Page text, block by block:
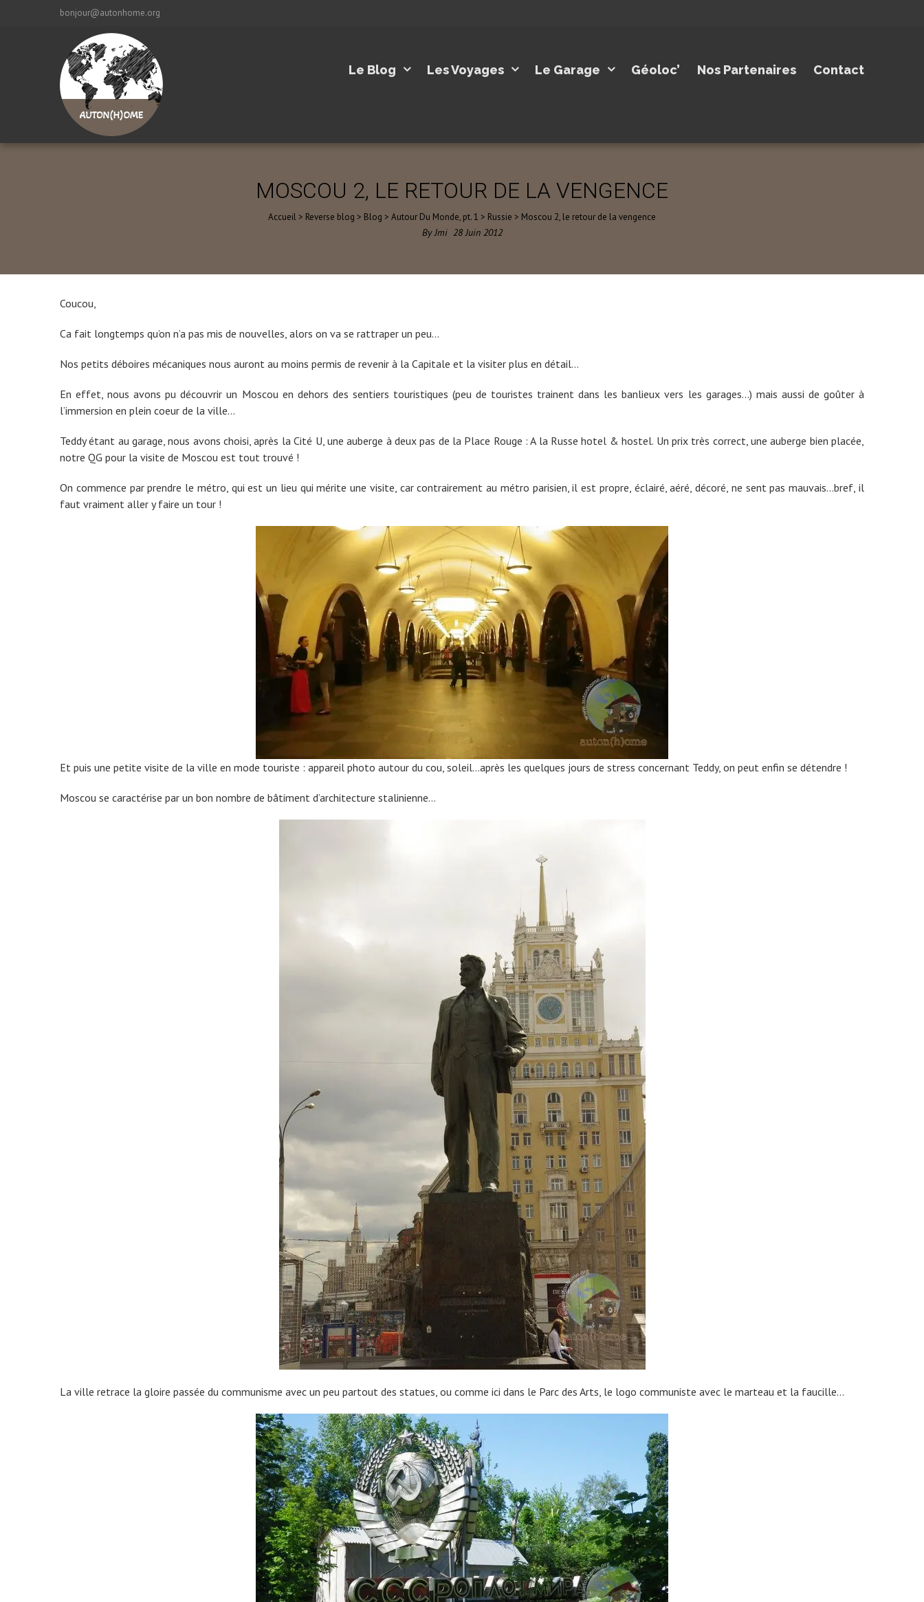
bonjour@autonhome.org
Le Blog Les Voyages Le Garage Géoloc’ Nos Partenaires Contact
MOSCOU 2, LE RETOUR DE LA VENGENCE
Accueil > Reverse blog > Blog > Autour Du Monde, pt. 1 > Russie > Moscou 2, le retour de la vengence
ByJmi 28 Juin 2012
Coucou,
Ca fait longtemps qu’on n’a pas mis de nouvelles, alors on va se rattraper un peu…
Nos petits déboires mécaniques nous auront au moins permis de revenir à la Capitale et la visiter plus en détail…
En effet, nous avons pu découvrir un Moscou en dehors des sentiers touristiques (peu de touristes trainent dans les banlieux vers les garages…) mais aussi de goûter à
l’immersion en plein coeur de la ville…
Teddy étant au garage, nous avons choisi, après la Cité U, une auberge à deux pas de la Place Rouge : A la Russe hotel & hostel. Un prix très correct, une auberge bien placée,
notre QG pour la visite de Moscou est tout trouvé !
On commence par prendre le métro, qui est un lieu qui mérite une visite, car contrairement au métro parisien, il est propre, éclairé, aéré, décoré, ne sent pas mauvais…bref, il
faut vraiment aller y faire un tour !
Et puis une petite visite de la ville en mode touriste : appareil photo autour du cou, soleil…après les quelques jours de stress concernant Teddy, on peut enfin se détendre !
Moscou se caractérise par un bon nombre de bâtiment d’architecture stalinienne…
La ville retrace la gloire passée du communisme avec un peu partout des statues, ou comme ici dans le Parc des Arts, le logo communiste avec le marteau et la faucille…